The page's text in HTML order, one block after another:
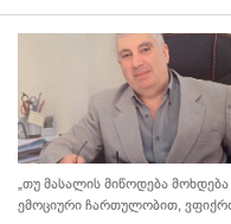
„თუ მასალის მიწოდება
ემოციური ჩართულობით,